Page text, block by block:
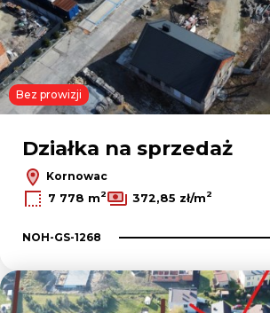
Bez prowizji
Działka na sprzedaż
Kornowac
7 778 m2 372,85 zł/m2
NOH-GS-1268